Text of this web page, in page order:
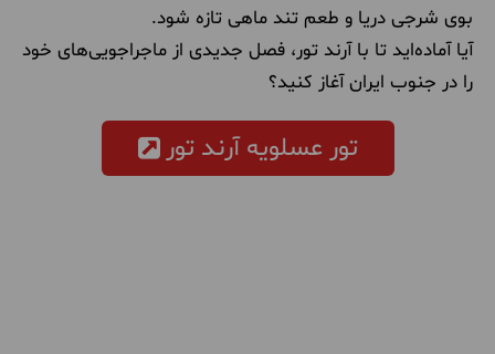
بوی شرجی دریا و طعم تند ماهی تازه شود.
آیا آماده‌اید تا با آرند تور، فصل جدیدی از ماجراجویی‌های خود
را در جنوب ایران آغاز کنید؟
تور عسلویه آرند تور